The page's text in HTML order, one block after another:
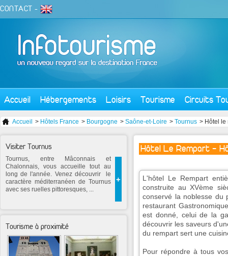
CONTACT -
Accueil Hébergements Loisirs Tourisme Circuits
Accueil > Hôtels France > Bourgogne > Saône-et-Loire > Tournus > Hôtel le
Hôtel Le Rempart -
L'hôtel Le Rempart
construite au XVème
conservé la noblesse du
restaurant
est donné, celui de la
découvrir les saveurs
du rempart sert une
Pour répondre à tous
Visiter Tournus
+
Tournus, entre Mâconnais et
Chalonnais, vous accueille tout au
long de l'année. Venez découvrir le
caractère méditerranéen de Tournus
avec ses ruelles pittoresques, ...
Tourisme à proximité